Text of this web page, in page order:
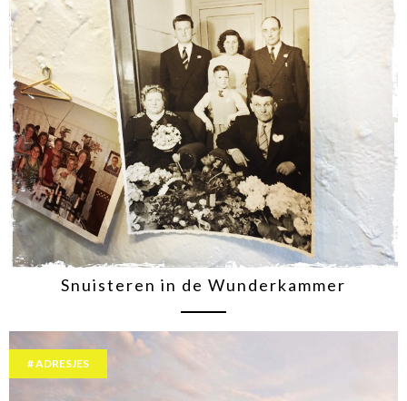
Snuisteren in de Wunderkammer
ADRESJES